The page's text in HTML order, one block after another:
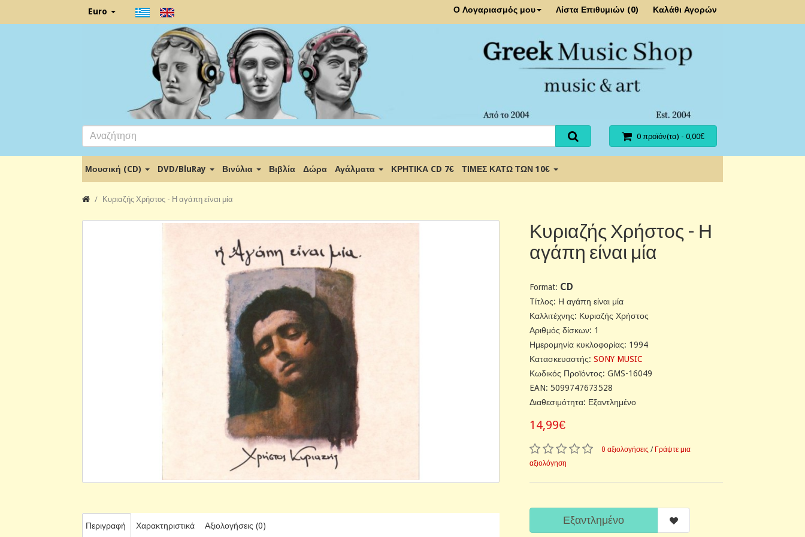
Euro Ο Λογαριασμός μου Λίστα Επιθυμιών (0) Καλάθι Αγορών
0 προϊόν(τα) - 0,00€
Μουσική (CD) DVD/BluRay Βινύλια Βιβλία Δώρα Αγάλματα ΚΡΗΤΙΚΑ CD 7€ ΤΙΜΕΣ ΚΑΤΩ ΤΩΝ 10€
Κυριαζής Χρήστος - Η αγάπη είναι μία
Περιγραφή Χαρακτηριστικά Αξιολογήσεις (0)
Κυριαζής Χρήστος - Η
αγάπη είναι μία
Format: CD
Tίτλος: Η αγάπη είναι μία
Καλλιτέχνης: Κυριαζής Χρήστος
Αριθμός δίσκων: 1
Ημερομηνία κυκλοφορίας: 1994
Κατασκευαστής: SONY MUSIC
Κωδικός Προϊόντος: GMS-16049
EAN: 5099747673528
Διαθεσιμότητα: Εξαντλημένο
14,99€
0 αξιολογήσεις / Γράψτε μια
αξιολόγηση
Εξαντλημένο